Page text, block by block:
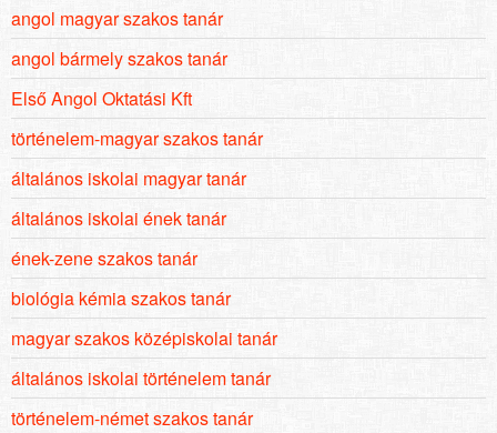
angol magyar szakos tanár
angol bármely szakos tanár
Első Angol Oktatási Kft
történelem-magyar szakos tanár
általános iskolai magyar tanár
általános iskolai ének tanár
ének-zene szakos tanár
biológia kémia szakos tanár
magyar szakos középiskolai tanár
általános iskolai történelem tanár
történelem-német szakos tanár